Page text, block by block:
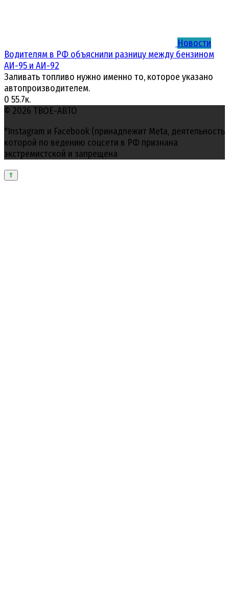
Новости
Водителям в РФ объяснили разницу между бензином
АИ-95 и АИ-92
Заливать топливо нужно именно то, которое указано
автопроизводителем.
0 55.7к.
© 2026 ТВОЕ-АВТО
*Instagram и Facebook (принадлежит Meta, деятельность
которой по ведению соцсети в РФ признана
экстремистской и запрещена